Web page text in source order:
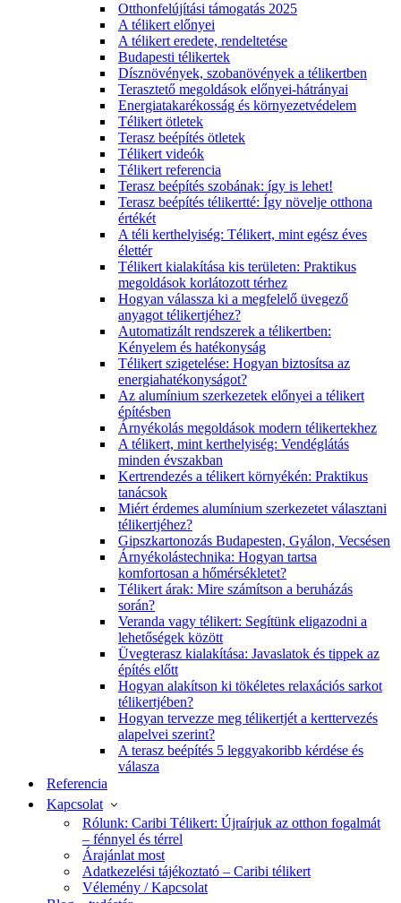
Otthonfelújítási támogatás 2025
A télikert előnyei
A télikert eredete, rendeltetése
Budapesti télikertek
Dísznövények, szobanövények a télikertben
Terasztető megoldások előnyei-hátrányai
Energiatakarékosság és környezetvédelem
Télikert ötletek
Terasz beépítés ötletek
Télikert videók
Télikert referencia
Terasz beépítés szobának: így is lehet!
Terasz beépítés télikertté: Így növelje otthona
értékét
A téli kerthelyiség: Télikert, mint egész éves
élettér
Télikert kialakítása kis területen: Praktikus
megoldások korlátozott térhez
Hogyan válassza ki a megfelelő üvegező
anyagot télikertjéhez?
Automatizált rendszerek a télikertben:
Kényelem és hatékonyság
Télikert szigetelése: Hogyan biztosítsa az
energiahatékonyságot?
Az alumínium szerkezetek előnyei a télikert
építésben
Árnyékolás megoldások modern télikertekhez
A télikert, mint kerthelyiség: Vendéglátás
minden évszakban
Kertrendezés a télikert környékén: Praktikus
tanácsok
Miért érdemes alumínium szerkezetet választani
télikertjéhez?
Gipszkartonozás Budapesten, Gyálon, Vecsésen
Árnyékolástechnika: Hogyan tartsa
komfortosan a hőmérsékletet?
Télikert árak: Mire számítson a beruházás
során?
Veranda vagy télikert: Segítünk eligazodni a
lehetőségek között
Üvegterasz kialakítása: Javaslatok és tippek az
építés előtt
Hogyan alakítson ki tökéletes relaxációs sarkot
télikertjében?
Hogyan tervezze meg télikertjét a kerttervezés
alapelvei szerint?
A terasz beépítés 5 leggyakoribb kérdése és
válasza
Referencia
Kapcsolat
Rólunk: Caribi Télikert: Újraírjuk az otthon fogalmát
– fénnyel és térrel
Árajánlat most
Adatkezelési tájékoztató – Caribi télikert
Vélemény / Kapcsolat